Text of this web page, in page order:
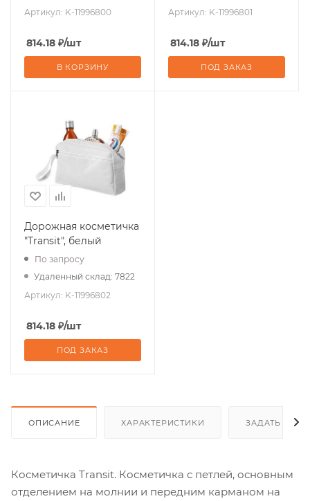
Артикул: K-11996800
814.18 ₽/шт
В КОРЗИНУ
Артикул: K-11996801
814.18 ₽/шт
ПОД ЗАКАЗ
Дорожная косметичка
"Transit", белый
По запросу
Удаленный склад: 7822
Артикул: K-11996802
814.18 ₽/шт
ПОД ЗАКАЗ
ОПИСАНИЕ ХАРАКТЕРИСТИКИ ЗАДАТЬ
Косметичка Transit. Косметичка с петлей, основным
отделением на молнии и передним карманом на